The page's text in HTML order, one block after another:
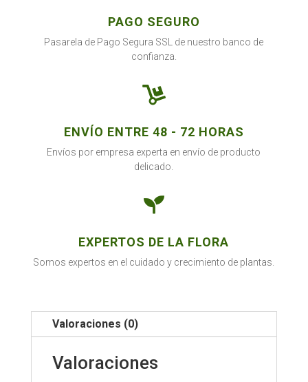
PAGO SEGURO
Pasarela de Pago Segura SSL de nuestro banco de
confianza.

ENVÍO ENTRE 48 - 72 HORAS
Envíos por empresa experta en envío de producto
delicado.

EXPERTOS DE LA FLORA
Somos expertos en el cuidado y crecimiento de plantas.
Valoraciones (0)
Valoraciones